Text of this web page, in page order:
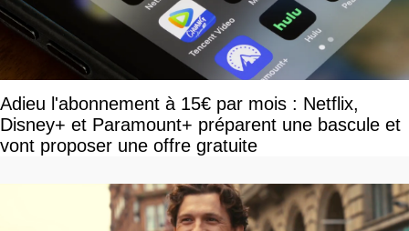
Adieu l'abonnement à 15€ par mois : Netflix,
Disney+ et Paramount+ préparent une bascule et
vont proposer une offre gratuite